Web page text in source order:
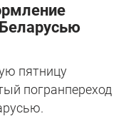
пятницу
погранпереход